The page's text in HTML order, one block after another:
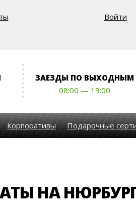
Войти
ЗАЕЗДЫ ПО ВЫХОДНЫМ
08:00 — 19:00
Корпоративы Подарочные
НА